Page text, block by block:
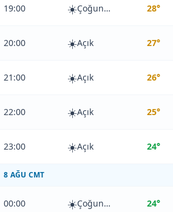
19:00 ☀️ Çoğunlukla Açık 28°
20:00 ☀️Açık 27°
21:00 ☀️Açık 26°
22:00 ☀️Açık 25°
23:00 ☀️Açık 24°
8 AĞU CMT
00:00 ☀️ Çoğunlukla Açık 24°